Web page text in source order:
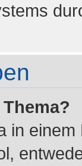
in